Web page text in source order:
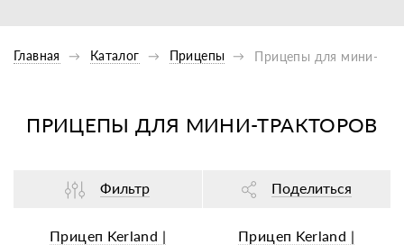
Главная Каталог Прицепы Прицепы для мини-
ПРИЦЕПЫ ДЛЯ МИНИ-ТРАКТОРОВ
Фильтр Поделиться
Прицеп Kerland |
Прицеп Kerland |